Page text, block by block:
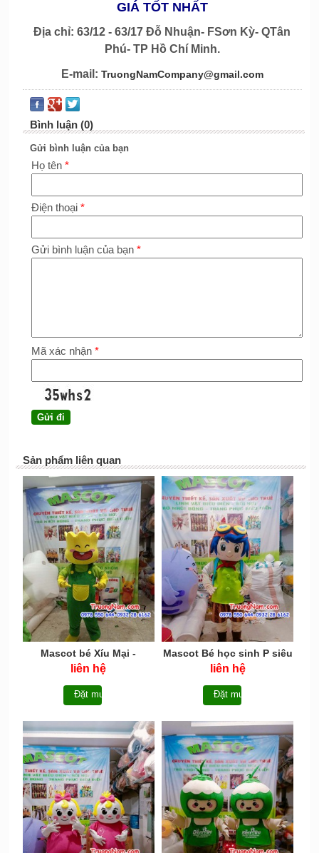
GIÁ TỐT NHẤT
Địa chỉ: 63/12 - 63/17 Đỗ Nhuận- FSơn Kỳ- QTân
Phú- TP Hồ Chí Minh.
E-mail: TruongNamCompany@gmail.com
Bình luận (0)
Gửi bình luận của bạn
Họ tên *
Điện thoại *
Gửi bình luận của bạn *
Mã xác nhận *
Sản phẩm liên quan
Mascot bé Xíu Mại -
MCN046
liên hệ
Đặt mua
Mascot Bé học sinh P siêu
cute - MCN045
liên hệ
Đặt mua